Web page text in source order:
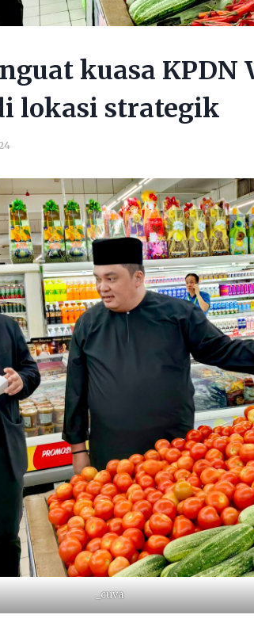
kuasa KPDN
lokasi strategik
_cuva